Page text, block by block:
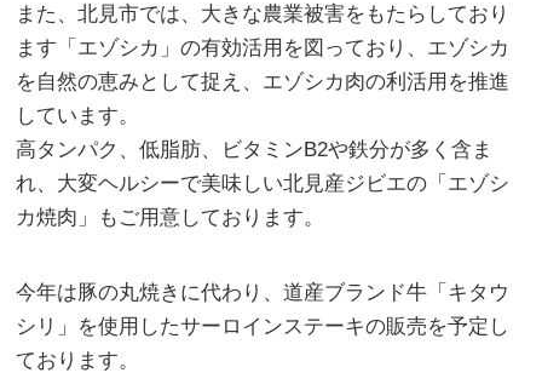
また、北見市では、大きな農業被害をもたらしており
ます「エゾシカ」の有効活用を図っており、エゾシカ
を自然の恵みとして捉え、エゾシカ肉の利活用を推進
しています。
高タンパク、低脂肪、ビタミンB2や鉄分が多く含ま
れ、大変ヘルシーで美味しい北見産ジビエの「エゾシ
カ焼肉」もご用意しております。
今年は豚の丸焼きに代わり、道産ブランド牛「キタウ
シリ」を使用したサーロインステーキの販売を予定し
ております。